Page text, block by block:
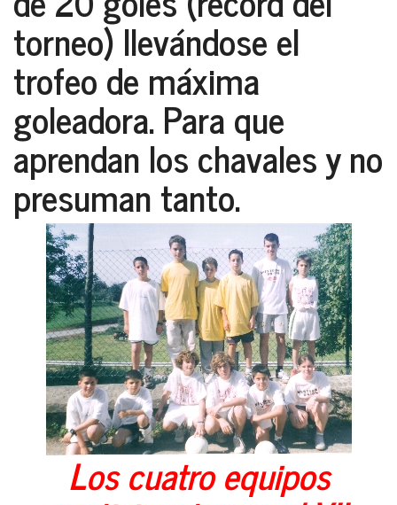
torneo) llevándose el
trofeo de máxima
goleadora. Para que
aprendan los chavales y no
presuman tanto.
Los cuatro equipos